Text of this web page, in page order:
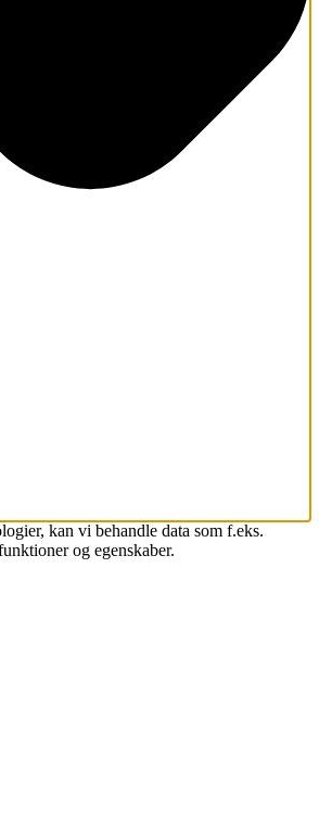
kan vi behandle data som f.eks.
og egenskaber.